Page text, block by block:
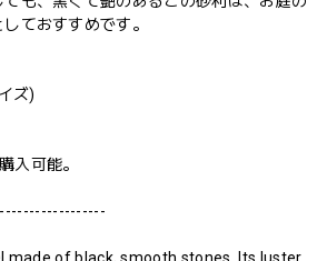
ておすすめです。
ズ)
入可能。